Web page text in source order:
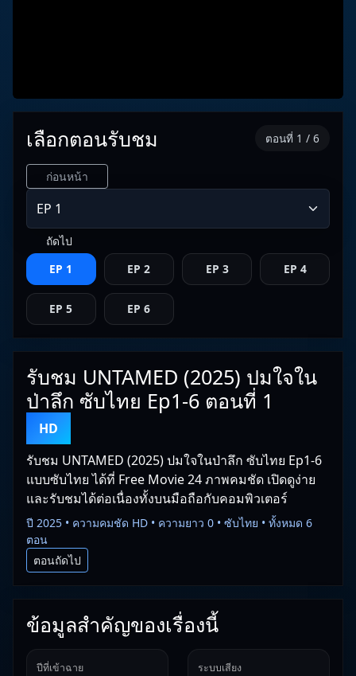
เลือกตอนรับชม ตอนที่ 1 / 6
ก่อนหน้า
ถัดไป
EP 1
EP 2 EP 3 EP 4
EP 5 EP 6
รับชม UNTAMED (2025) ปมใจใน
ป่าลึก ซับไทย Ep1-6 ตอนที่ 1
HD
รับชม UNTAMED (2025) ปมใจในป่าลึก ซับไทย Ep1-6
แบบซับไทย ได้ที่ Free Movie 24 ภาพคมชัด เปิดดูง่าย
และรับชมได้ต่อเนื่องทั้งบนมือถือกับคอมพิวเตอร์
ปี 2025 • ความคมชัด HD • ความยาว 0 • ซับไทย • ทั้งหมด 6
ตอน
ตอนถัดไป
ข้อมูลสำคัญของเรื่องนี้
ปีที่เข้าฉาย ระบบเสียง